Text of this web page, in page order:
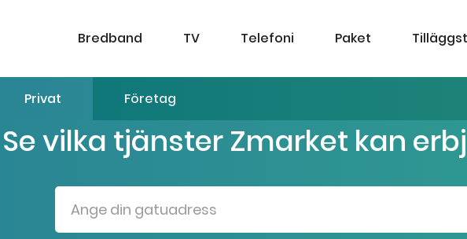
Bredband TV Telefoni Paket
Privat Företag
Se vilka tjänster Zmarket kan